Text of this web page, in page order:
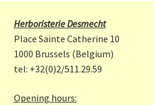
b
o
o
k
a
gr
a
m
Herboristerie Desmecht
Place Sainte Catherine 10
1000 Brussels (Belgium)
tel: +32(0)2/511.29.59
Opening hours: